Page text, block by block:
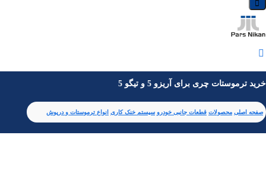
خرید ترموستات چری برای آریزو 5 و تیگو 5
صفحه اصلی محصولات قطعات جانبی خودرو سیستم خنک کاری انواع ترموستات و درپوش